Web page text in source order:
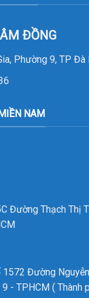
ĐỒNG
Phường 9, TP Đà
NAM
Đường Thạch Thị
1572 Đường
- TPHCM ( Thành